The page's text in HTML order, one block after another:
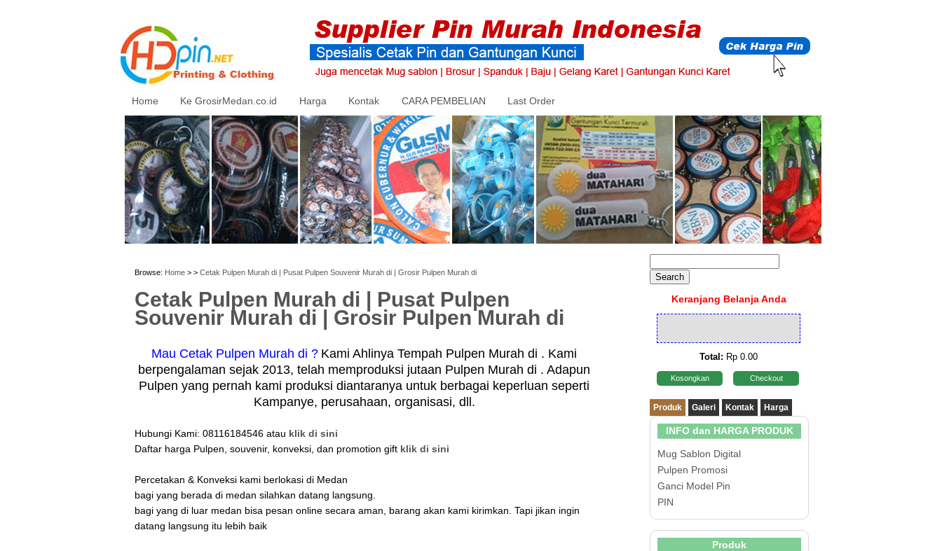
Home Ke GrosirMedan.co.id Harga Kontak CARA PEMBELIAN Last Order
Browse: Home > > Cetak Pulpen Murah di | Pusat Pulpen Souvenir Murah di | Grosir Pulpen Murah di
Cetak Pulpen Murah di | Pusat Pulpen
Souvenir Murah di | Grosir Pulpen Murah di
Mau Cetak Pulpen Murah di ? Kami Ahlinya Tempah Pulpen Murah di . Kami
berpengalaman sejak 2013, telah memproduksi jutaan Pulpen Murah di . Adapun
Pulpen yang pernah kami produksi diantaranya untuk berbagai keperluan seperti
Kampanye, perusahaan, organisasi, dll.
Hubungi Kami: 08116184546 atau klik di sini
Daftar harga Pulpen, souvenir, konveksi, dan promotion gift klik di sini
Percetakan & Konveksi kami berlokasi di Medan
bagi yang berada di medan silahkan datang langsung.
bagi yang di luar medan bisa pesan online secara aman, barang akan kami kirimkan. Tapi jikan ingin
datang langsung itu lebih baik
Keranjang Belanja Anda
Total: Rp 0.00
Kosongkan Checkout
Produk Galeri Kontak Harga
INFO dan HARGA PRODUK
Mug Sablon Digital
Pulpen Promosi
Ganci Model Pin
PIN
Produk